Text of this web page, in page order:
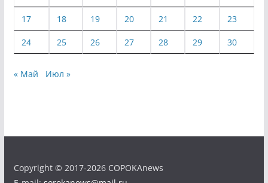
17 18 19 20 21 22 23
24 25 26 27 28 29 30
« Май Июл »
Copyright © 2017-2026 COPOKAnews